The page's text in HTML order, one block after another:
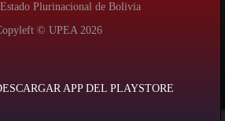
Plurinacional de Bolivia
© UPEA 2026
APP DEL PLAYSTORE